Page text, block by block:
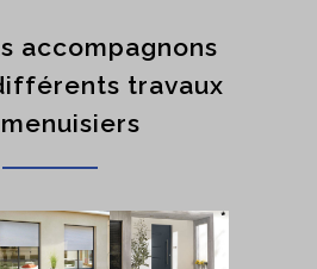
accompagnons
travaux